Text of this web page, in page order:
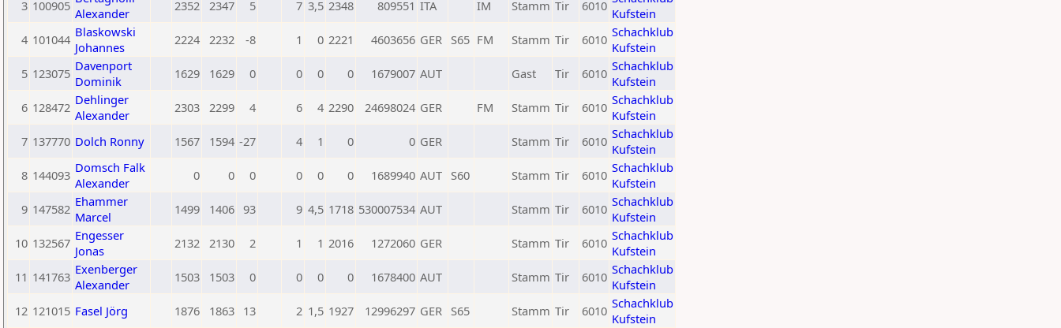
3 100905 Alexander
2352 2347 5 7 3,5 2348 809551 ITA IM Stamm Tir 6010 Kufstein
4 101044 Blaskowski
Johannes
2224 2232 -8 1 0 2221 4603656 GER S65 FM Stamm Tir 6010 Schachklub
Kufstein
5 123075 Davenport
Dominik
1629 1629 0 0 0 0 1679007 AUT Gast Tir 6010 Schachklub
Kufstein
6 128472 Dehlinger
Alexander
2303 2299 4 6 4 2290 24698024 GER FM Stamm Tir 6010 Schachklub
Kufstein
7 137770 Dolch Ronny 1567 1594 -27 4 1 0 0 GER Stamm Tir 6010 Schachklub
Kufstein
8 144093 Domsch Falk
Alexander
0 0 0 0 0 0 1689940 AUT S60 Stamm Tir 6010 Schachklub
Kufstein
9 147582 Ehammer
Marcel
1499 1406 93 9 4,5 1718 530007534 AUT Stamm Tir 6010 Schachklub
Kufstein
10 132567 Engesser
Jonas
2132 2130 2 1 1 2016 1272060 GER Stamm Tir 6010 Schachklub
Kufstein
11 141763 Exenberger
Alexander
1503 1503 0 0 0 0 1678400 AUT Stamm Tir 6010 Schachklub
Kufstein
12 121015 Fasel Jörg 1876 1863 13 2 1,5 1927 12996297 GER S65 Stamm Tir 6010 Schachklub
Kufstein